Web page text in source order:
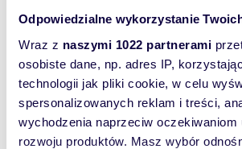
Odpowiedzialne wykorzystanie
Wraz z naszymi 1022 partnerami
osobiste dane, np. adres IP,
technologii jak pliki cookie, w celu
spersonalizowanych reklam i treści,
wychodzenia naprzeciw oczekiwaniom
rozwoju produktów. Masz wybór
Powiadom o nowych
Znajdź swój
na